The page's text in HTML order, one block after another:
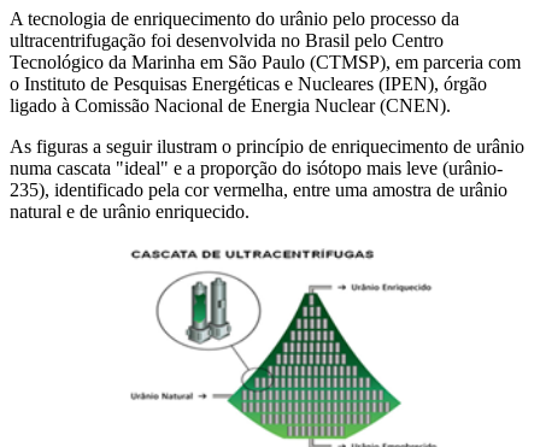
A tecnologia de enriquecimento do urânio pelo processo da
ultracentrifugação foi desenvolvida no Brasil pelo Centro
Tecnológico da Marinha em São Paulo (CTMSP), em parceria com
o Instituto de Pesquisas Energéticas e Nucleares (IPEN), órgão
ligado à Comissão Nacional de Energia Nuclear (CNEN).
As figuras a seguir ilustram o princípio de enriquecimento de urânio
numa cascata "ideal" e a proporção do isótopo mais leve (urânio-
235), identificado pela cor vermelha, entre uma amostra de urânio
natural e de urânio enriquecido.